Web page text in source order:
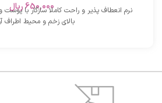
650,000ریال
نرم انعطاف پذیر و راحت کاملا سازگار با
بالای زخم و محیط اطراف